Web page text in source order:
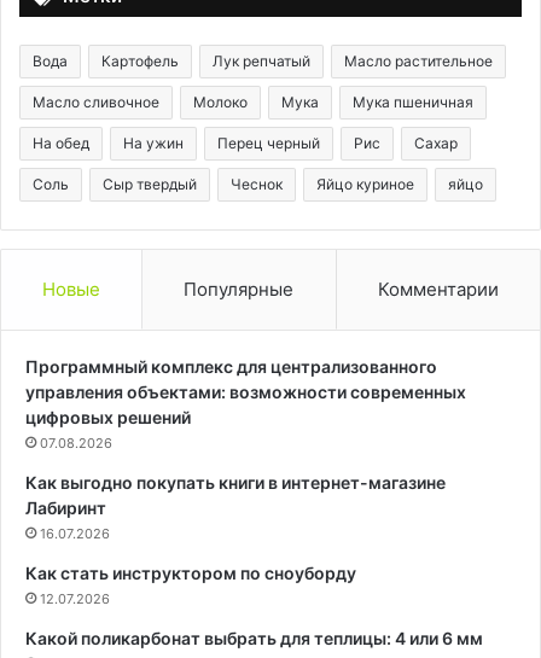
Вода Картофель Лук репчатый Масло растительное
Масло сливочное Молоко Мука Мука пшеничная
На обед На ужин Перец черный Рис Сахар
Соль Сыр твердый Чеснок Яйцо куриное яйцо
Новые Популярные Комментарии
Программный комплекс для централизованного
управления объектами: возможности современных
цифровых решений
07.08.2026
Как выгодно покупать книги в интернет-магазине
Лабиринт
16.07.2026
Как стать инструктором по сноуборду
12.07.2026
Какой поликарбонат выбрать для теплицы: 4 или 6 мм